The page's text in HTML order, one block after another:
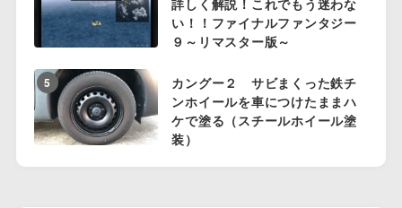
い！！ファイナルファンタジー
９～リマスター版～
5
カングー２ サビまくった鉄チ
ンホイールを車につけたままハ
ケで塗る（スチールホイール塗
装）